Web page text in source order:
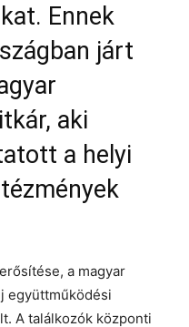
Ennek
járt
aki
a helyi
a magyar
együttműködési
A találkozók központi